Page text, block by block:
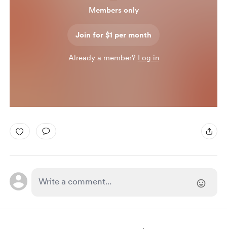
Members only
Join for $1 per month
Already a member? Log in